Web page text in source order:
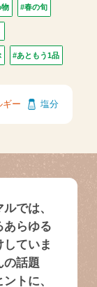
物 #春の旬
#あともう1品
ギー 塩分
では、
あらゆる
ていま
の話題
トに、